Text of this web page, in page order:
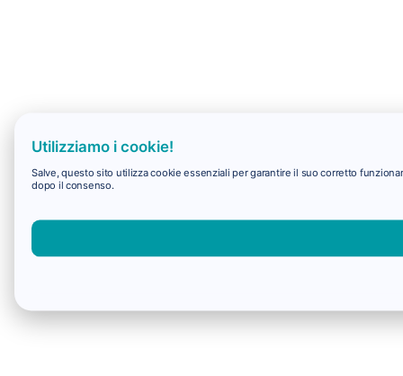
Utilizziamo i cookie!
Salve, questo sito utilizza cookie essenziali per garantire il suo corretto
dopo il consenso.